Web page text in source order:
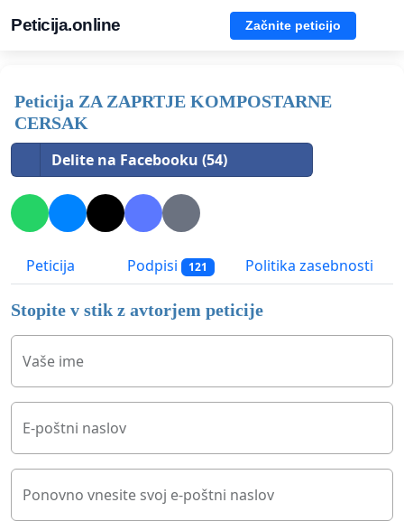
Peticija.online Začnite peticijo
Peticija ZA ZAPRTJE KOMPOSTARNE
CERSAK
Delite na Facebooku (54)
Peticija Podpisi 121 Politika zasebnosti
Stopite v stik z avtorjem peticije
Vaše ime
E-poštni naslov
Ponovno vnesite svoj e-poštni naslov